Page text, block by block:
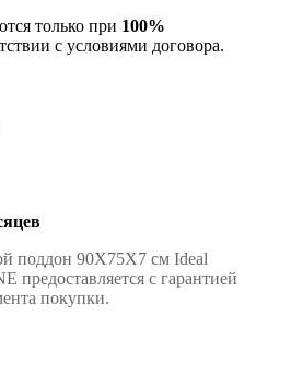
только при 100%
с условиями договора.
поддон 90X75X7 см Ideal
предоставляется с гарантией
покупки.